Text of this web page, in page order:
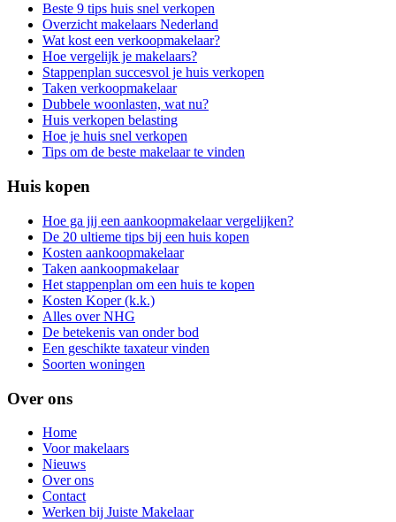
Beste 9 tips huis snel verkopen
Overzicht makelaars Nederland
Wat kost een verkoopmakelaar?
Hoe vergelijk je makelaars?
Stappenplan succesvol je huis verkopen
Taken verkoopmakelaar
Dubbele woonlasten, wat nu?
Huis verkopen belasting
Hoe je huis snel verkopen
Tips om de beste makelaar te vinden
Huis kopen
Hoe ga jij een aankoopmakelaar vergelijken?
De 20 ultieme tips bij een huis kopen
Kosten aankoopmakelaar
Taken aankoopmakelaar
Het stappenplan om een huis te kopen
Kosten Koper (k.k.)
Alles over NHG
De betekenis van onder bod
Een geschikte taxateur vinden
Soorten woningen
Over ons
Home
Voor makelaars
Nieuws
Over ons
Contact
Werken bij Juiste Makelaar